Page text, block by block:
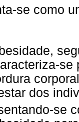
se como
dos
se